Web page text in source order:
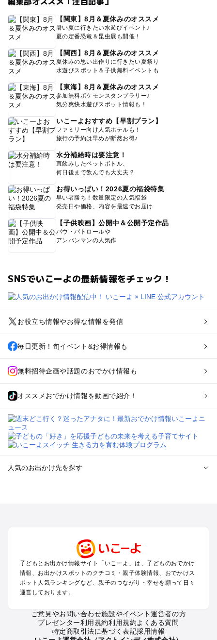
【関東】8月＆夏休みのオススメ
暑い夏に行きたい水遊びイベント♪
夏の定番恐竜＆昆虫展も開催！
【関西】8月＆夏休みのオススメ
夏休みの思い出作りに行きたい夏祭り
水遊びスポット＆子供無料イベントも
【東海】8月＆夏休みのオススメ
参加無料ポケモンスタンプラリー♪
気分爽快水遊びスポット情報も！
いこーよおすすめ【早割プラン】
ファミリー向け人気ホテルも！
旅行の予約は早めが断然お得♪
水分補給時は要注意！
直飲みしたペットボトル、
何日後まで飲んでも大丈夫？
お得いっぱい！2026夏の福袋特集
早い者勝ち！数量限定の人気福袋
発売日や価格、内容を最速でお届け
【子供映画】公開中＆公開予定作品
パウ・パトロールや
アンパンマンの人気作
SNSでいこーよの最新情報をチェック！
お役立ち情報やお得な情報を発信
毎日更新！旬イベント&お得情報も
無料招待企画や話題のおでかけ情報も
オススメおでかけ情報を動画で紹介！
人気のお出かけ先を探す
関西のプールおでかけ
中国･四国のプールおでかけ
九州･沖縄のプールおでかけ
定番お出かけスポット
子どもとお出かけ情報サイト「いこーよ」は、子どものおでかけ
情報、お出かけスポットのクチコミ・親子体験情報、おでかけス
ポット人気ランキングなど、親子のつながり・幸せを願って日々
運営しております。
ご意見やお問い合わせ施設やイベント運営者の方
プレゼンター利用規約利用規約よくある質問
特定商取引法に基づく表記採用情報